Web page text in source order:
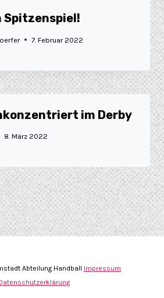
Spitzenspiel!
7. Februar 2022
im Derby
8. März 2022
Abteilung Handball Impressum